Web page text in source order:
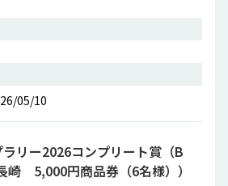
05/10
リー2026コンプリート賞（B
崎 5,000円商品券（6名様））